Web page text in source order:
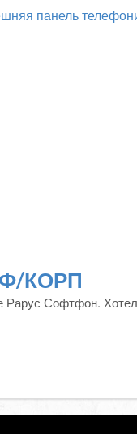
панель
КОРП
Софтфон.